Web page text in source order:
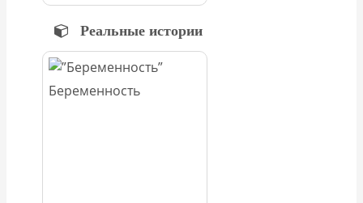
Реальные истории
Беременность